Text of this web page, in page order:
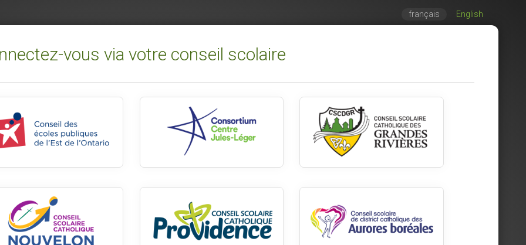
français English
vous via votre conseil scolaire